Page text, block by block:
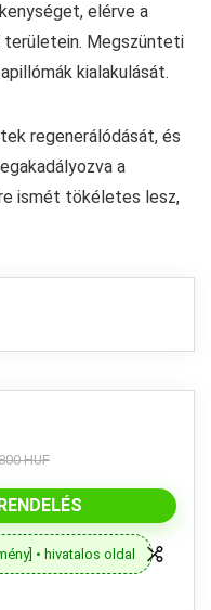
elérve a
területein. Megszünteti
kialakulását.
regenerálódását, és
a
ismét tökéletes lesz,
HUF
RENDELÉS
• hivatalos oldal